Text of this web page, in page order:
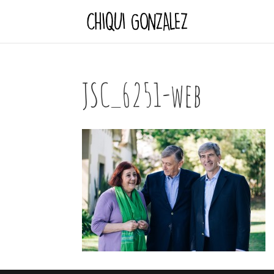
JSC_6251-web